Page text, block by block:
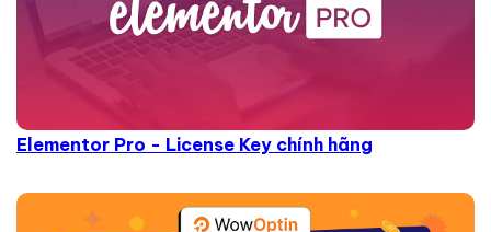
Elementor Pro - License Key chính hãng